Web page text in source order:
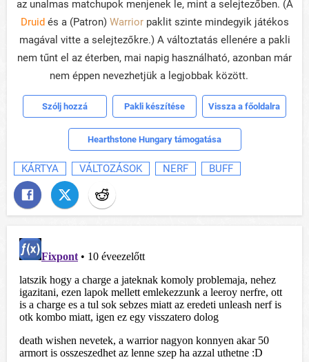
az unalmas matchupok menjenek le, mint a selejtezőben. (A
Druidés a (Patron) Warriorpaklit szinte mindegyik játékos
magával vitte a selejtezőkre.) A változtatás ellenére a pakli
nem tűnt el az éterben, mai napig használható, azonban már
nem éppen nevezhetjük a legjobbak között.
Szólj hozzá Pakli készítése Vissza a főoldalra
Hearthstone Hungary támogatása
KÁRTYA VÁLTOZÁSOK NERF BUFF